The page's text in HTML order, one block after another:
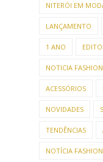
NITERÓI EM
LANÇAMENTO
1 ANO
NOTICIA FASHION
ACESSÓRIOS
NOVIDADES
TENDÊNCIAS
NOTÍCIA FASHION